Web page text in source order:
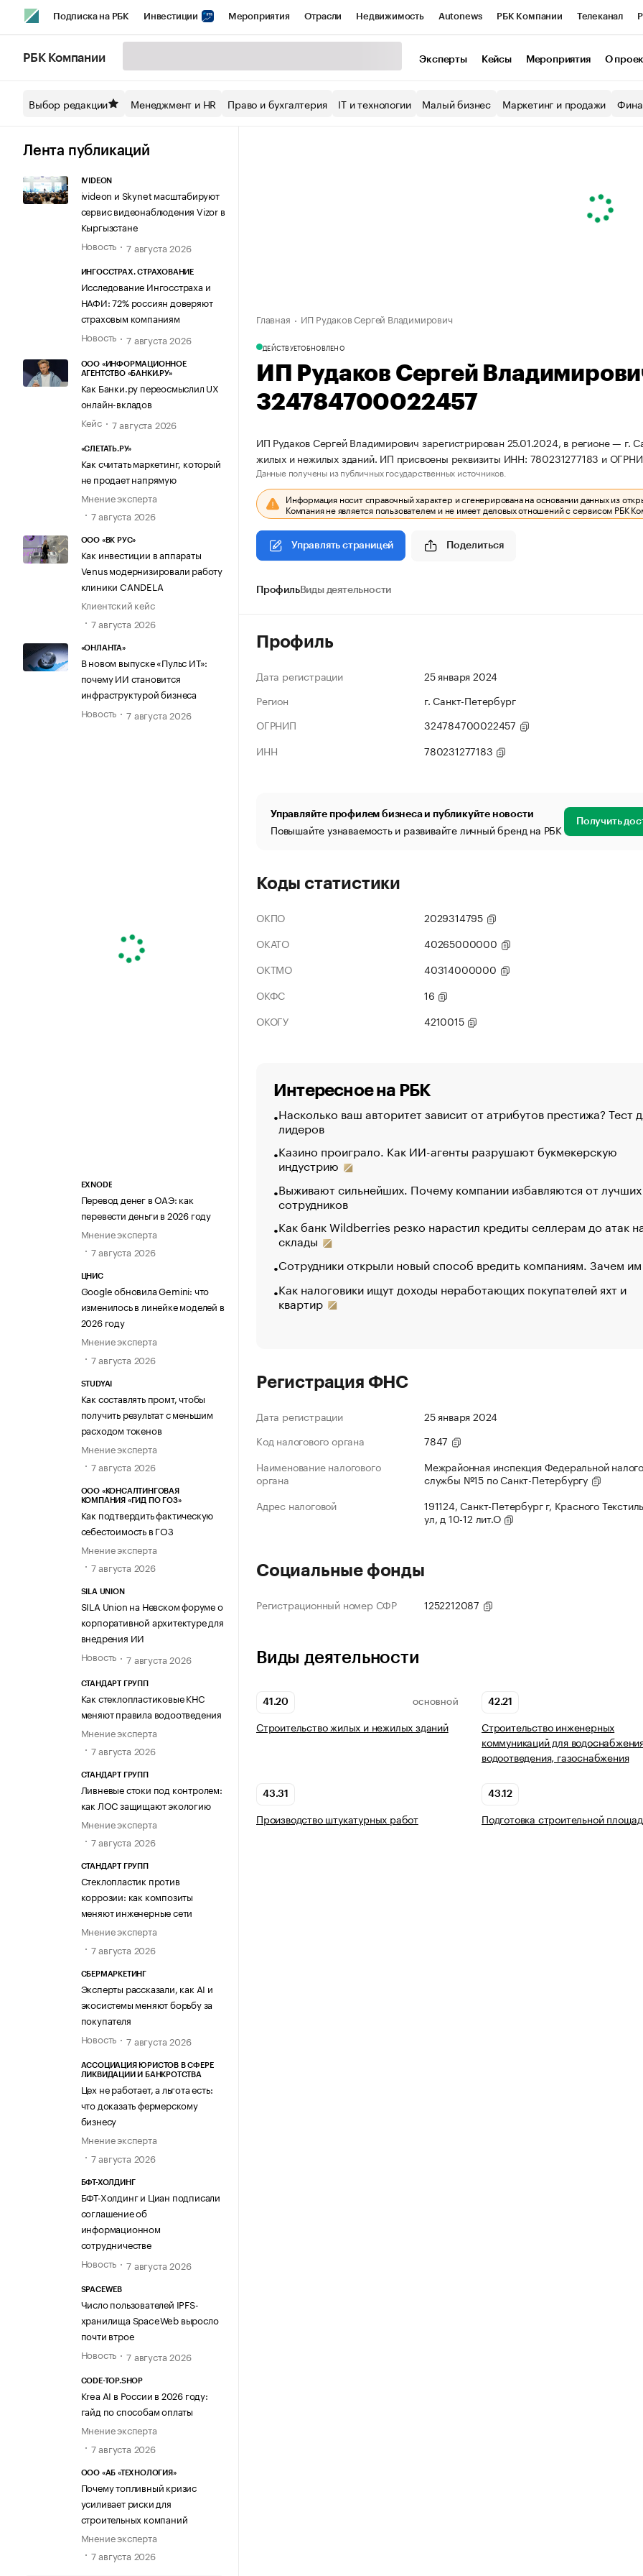
Подписка на РБК Инвестиции Мероприятия Отрасли Недвижимость Autonews РБК Компании Телеканал
Спецпроекты СПб Конференции СПб Спецпроекты Экономика Бизнес
Технологии и медиа
РБК Компании Эксперты Кейсы Мероприятия О
Выбор редакции Менеджмент и HR Право и бухгалтерия IT и технологии Малый бизнес Маркетинг и продажи
Лента публикаций
IVIDEON
ivideon и Skynet масштабируют
сервис видеонаблюдения Vizor в
Кыргызстане
Новость
7 августа 2026
ИНГОССТРАХ. СТРАХОВАНИЕ
Исследование Ингосстраха и
НАФИ: 72% россиян доверяют
страховым компаниям
Новость
7 августа 2026
ООО «ИНФОРМАЦИОННОЕ
АГЕНТСТВО «БАНКИ.РУ»
Как Банки.ру переосмыслил UX
онлайн-вкладов
Кейс
7 августа 2026
«СЛЕТАТЬ.РУ»
Как считать маркетинг, который
не продает напрямую
Мнение эксперта
7 августа 2026
ООО «ВК РУС»
Как инвестиции в аппараты
Venus модернизировали работу
клиники CANDELA
Клиентский кейс
7 августа 2026
«ОНЛАНТА»
В новом выпуске «Пульс ИТ»:
почему ИИ становится
инфраструктурой бизнеса
Новость
7 августа 2026
EXNODE
Перевод денег в ОАЭ: как
перевести деньги в 2026 году
Мнение эксперта
7 августа 2026
ЦНИС
Google обновила Gemini: что
изменилось в линейке моделей в
2026 году
Мнение эксперта
7 августа 2026
STUDYAI
Как составлять промт, чтобы
получить результат с меньшим
расходом токенов
Мнение эксперта
7 августа 2026
ООО «КОНСАЛТИНГОВАЯ
КОМПАНИЯ «ГИД ПО ГОЗ»
Как подтвердить фактическую
себестоимость в ГОЗ
Мнение эксперта
7 августа 2026
SILA UNION
SILA Union на Невском форуме о
корпоративной архитектуре для
внедрения ИИ
Новость
7 августа 2026
СТАНДАРТ ГРУПП
Как стеклопластиковые КНС
меняют правила водоотведения
Мнение эксперта
7 августа 2026
СТАНДАРТ ГРУПП
Ливневые стоки под контролем:
как ЛОС защищают экологию
Мнение эксперта
7 августа 2026
СТАНДАРТ ГРУПП
Стеклопластик против
коррозии: как композиты
меняют инженерные сети
Мнение эксперта
7 августа 2026
СБЕРМАРКЕТИНГ
Эксперты рассказали, как AI и
экосистемы меняют борьбу за
покупателя
Новость
7 августа 2026
АССОЦИАЦИЯ ЮРИСТОВ В СФЕРЕ
ЛИКВИДАЦИИ И БАНКРОТСТВА
Цех не работает, а льгота есть:
что доказать фермерскому
бизнесу
Мнение эксперта
7 августа 2026
БФТ-ХОЛДИНГ
БФТ-Холдинг и Циан подписали
соглашение об
информационном
сотрудничестве
Новость
7 августа 2026
SPACEWEB
Число пользователей IPFS-
хранилища SpaceWeb выросло
почти втрое
Новость
7 августа 2026
CODE-TOP.SHOP
Krea AI в России в 2026 году:
гайд по способам оплаты
Мнение эксперта
7 августа 2026
ООО «АБ «ТЕХНОЛОГИЯ»
Почему топливный кризис
усиливает риски для
строительных компаний
Мнение эксперта
7 августа 2026
Главная ИП Рудаков Сергей Владимирович
ДЕЙСТВУЕТОБНОВЛЕНО
ИП Рудаков Сергей
324784700022457
ИП Рудаков Сергей Владимирович зарегистрирован 25.01.2024, в регионе — г.
жилых и нежилых зданий. ИП присвоены реквизиты ИНН: 780231277183 и
Данные получены из публичных государственных источников.
Информация носит справочный характер и сгенерирована на основании данных из
Компания не является пользователем и не имеет деловых отношений с сервисом РБК
Управлять страницей Поделиться
ПрофильВиды деятельности
Профиль
Дата регистрации
25 января 2024
Регион
г. Санкт-Петербург
ОГРНИП
324784700022457
ИНН
780231277183
Управляйте профилем бизнеса и публикуйте новости
Повышайте узнаваемость и развивайте личный бренд на РБК Получить
Коды статистики
ОКПО
2029314795
ОКАТО
40265000000
ОКТМО
40314000000
ОКФС
16
ОКОГУ
4210015
Интересное на РБК
Насколько ваш авторитет зависит от атрибутов престижа? Тест
лидеров
Казино проиграло. Как ИИ-агенты разрушают букмекерскую
индустрию
Выживают сильнейших. Почему компании избавляются от лучших
сотрудников
Как банк Wildberries резко нарастил кредиты селлерам до атак
склады
Сотрудники открыли новый способ вредить компаниям. Зачем
Как налоговики ищут доходы неработающих покупателей яхт и
квартир
Регистрация ФНС
Дата регистрации
25 января 2024
Код налогового органа
7847
Наименование налогового
органа
Межрайонная инспекция Федеральной
службы №15 по Санкт-Петербургу
Адрес налоговой
191124, Санкт-Петербург г, Красного
ул, д 10-12 лит.О
Социальные фонды
Регистрационный номер СФР 1252212087
Виды деятельности
41.20 ОСНОВНОЙ
Строительство жилых и нежилых зданий
42.21
Строительство инженерных
коммуникаций для
водоотведения, газоснабжения
43.31
Производство штукатурных работ
43.12
Подготовка строительной